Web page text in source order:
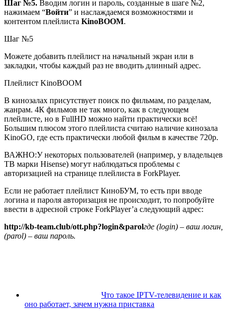
Шаг №5. Вводим логин и пароль, созданные в шаге №2,
нажимаем “Войти” и наслаждаемся возможностями и
контентом плейлиста KinoBOOM.
Шаг №5
Можете добавить плейлист на начальный экран или в
закладки, чтобы каждый раз не вводить длинный адрес.
Плейлист KinoBOOM
В кинозалах присутствует поиск по фильмам, по разделам,
жанрам. 4К фильмов не так много, как в следующем
плейлисте, но в FullHD можно найти практически всё!
Большим плюсом этого плейлиста считаю наличие кинозала
KinoGO, где есть практически любой фильм в качестве 720p.
ВАЖНО:У некоторых пользователей (например, у владельцев
ТВ марки Hisense) могут наблюдаться проблемы с
авторизацией на странице плейлиста в ForkPlayer.
Если не работает плейлист КиноБУМ, то есть при вводе
логина и пароля авторизация не происходит, то попробуйте
ввести в адресной строке ForkPlayer’а следующий адрес:
http://kb-team.club/ott.php?login&parolгде (login) – ваш логин,
(parol) – ваш пароль.
Что такое IPTV-телевидение и как
оно работает, зачем нужна приставка